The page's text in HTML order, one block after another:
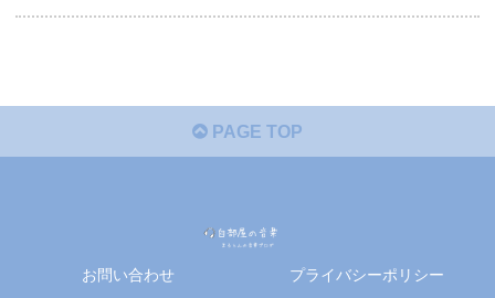
PAGE TOP
お問い合わせ
プライバシーポリシー